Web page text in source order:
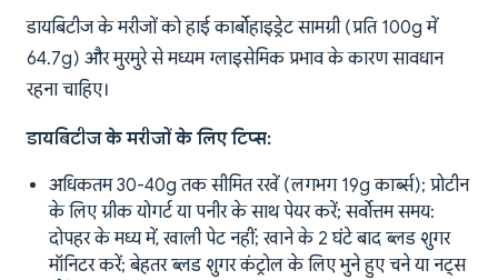
डायबिटीज के मरीजों को हाई कार्बोहाइड्रेट सामग्री (प्रति 100g में
64.7g) और मुरमुरे से मध्यम ग्लाइसेमिक प्रभाव के कारण सावधान
रहना चाहिए।
डायबिटीज के मरीजों के लिए टिप्स:
अधिकतम 30-40g तक सीमित रखें (लगभग 19g कार्ब्स); प्रोटीन
के लिए ग्रीक योगर्ट या पनीर के साथ पेयर करें; सर्वोत्तम समय:
दोपहर के मध्य में, खाली पेट नहीं; खाने के 2 घंटे बाद ब्लड शुगर
मॉनिटर करें; बेहतर ब्लड शुगर कंट्रोल के लिए भुने हुए चने या नट्स